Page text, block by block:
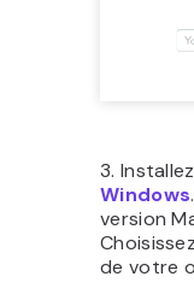
3.
Windows
version
de votre